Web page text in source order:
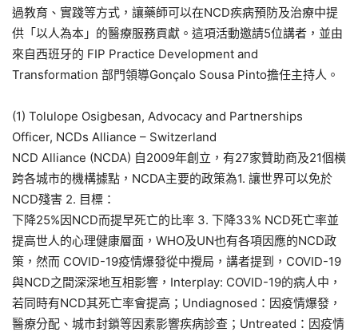
過教育、實踐等方式，讓藥師可以在NCD疾病預防及治療中提
供「以人為本」的醫療服務貢獻。這項活動邀請5位講者，並由
來自西班牙的 FIP Practice Development and
Transformation 部門領導Gonçalo Sousa Pinto擔任主持人。
(1) Tolulope Osigbesan, Advocacy and Partnerships
Officer, NCDs Alliance – Switzerland
NCD Alliance (NCDA) 自2009年創立，有27家贊助商及21個橫
跨各城市的機構據點，NCDA主要的政策為1. 讓世界可以免於
NCD殘害 2. 目標：
下降25%因NCD而提早死亡的比率 3. 下降33% NCD死亡率並
提高世人的心理健康層面，WHO及UN也有各項因應的NCD政
策，然而 COVID-19疫情爆發從中攪局，講者提到，COVID-19
與NCD之間深深地互相影響，Interplay: COVID-19的病人中，
若同時有NCD其死亡率會提高；Undiagnosed：因疫情爆發，
醫療分配、城市封鎖等因素影響疾病診查；Untreated：因疫情